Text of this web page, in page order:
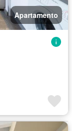
Apartamento